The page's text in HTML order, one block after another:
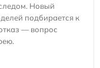
Новый
подбирается к
— вопрос